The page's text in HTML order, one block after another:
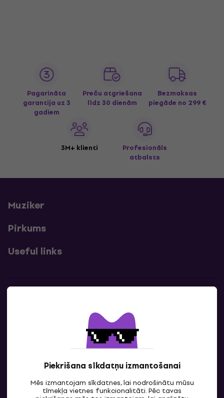
Piekrišana sīkdatņu izmantošanai
Mēs izmantojam sīkdatnes, lai nodrošinātu mūsu
tīmekļa vietnes funkcionalitāti. Pēc tavas
Pagarināta
garantija uz 3
gadiem
Preču atgriešana
līdz 30 dienām
Bezmaksas
piegāde no 299 €
3M+ klienti
Profesionāls
atbalsts
Muziker
Pirkums
Useful links
Sazinies ar mums